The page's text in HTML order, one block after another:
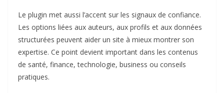
Le plugin met aussi l’accent sur les signaux de confiance.
Les options liées aux auteurs, aux profils et aux données
structurées peuvent aider un site à mieux montrer son
expertise. Ce point devient important dans les contenus
de santé, finance, technologie, business ou conseils
pratiques.